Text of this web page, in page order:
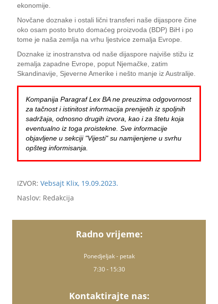
ekonomije.
Novčane doznake i ostali lični transferi naše dijaspore čine
oko osam posto bruto domaćeg proizvoda (BDP) BiH i po
tome je naša zemlja na vrhu ljestvice zemalja Evrope.
Doznake iz inostranstva od naše dijaspore najviše stižu iz
zemalja zapadne Evrope, poput Njemačke, zatim
Skandinavije, Sjeverne Amerike i nešto manje iz Australije.
Kompanija Paragraf Lex BA ne preuzima odgovornost
za tačnost i istinitost informacija prenijetih iz spoljnih
sadržaja, odnosno drugih izvora, kao i za štetu koja
eventualno iz toga proistekne. Sve informacije
objavljene u sekciji "Vijesti" su namijenjene u svrhu
opšteg informisanja.
IZVOR: Vebsajt Klix, 19.09.2023.
Naslov: Redakcija
Radno vrijeme:
Ponedjeljak - petak
7:30 - 15:30
Kontaktirajte nas: